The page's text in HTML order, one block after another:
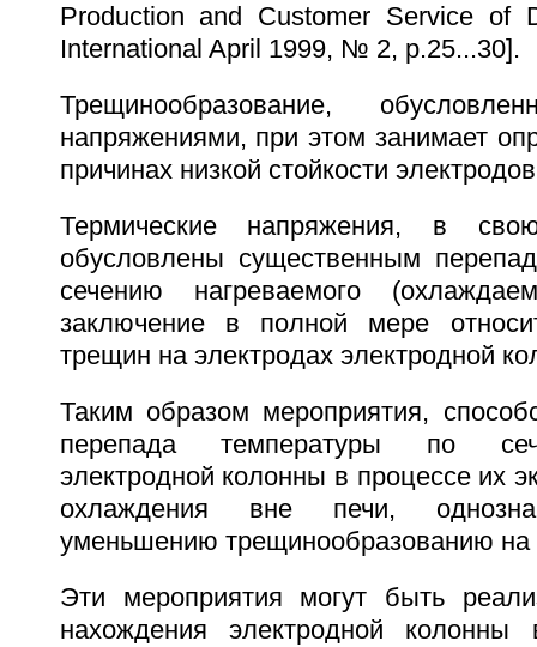
Production and Customer Service of
International April 1999, № 2, p.25...30].
Трещинообразование,
напряжениями, при этом занимает
причинах низкой стойкости
Термические напряжения, в
обусловлены существенным
сечению нагреваемого
заключение в полной мере
трещин на электродах электродной
Таким образом мероприятия,
перепада температуры по
электродной колонны в процессе их
охлаждения вне печи,
уменьшению трещинообразованию на
Эти мероприятия могут быть
нахождения электродной колонны